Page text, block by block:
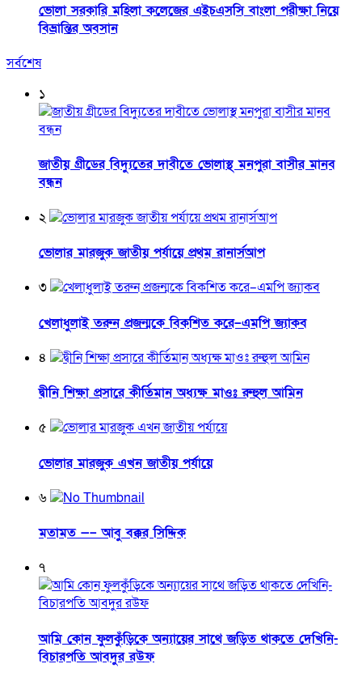
ভোলা সরকারি মহিলা কলেজের এইচএসসি বাংলা পরীক্ষা নিয়ে
বিভ্রান্তির অবসান
সর্বশেষ
১
জাতীয় গ্রীডের বিদ্যুতের দাবীতে ভোলাস্থ মনপুরা বাসীর মানব
বন্ধন
২
ভোলার মারজুক জাতীয় পর্যায়ে প্রথম রানার্সআপ
৩
খেলাধুলাই তরুন প্রজন্মকে বিকশিত করে–এমপি জ্যাকব
৪
দ্বীনি শিক্ষা প্রসারে কীর্তিমান অধ্যক্ষ মাওঃ রুহুল আমিন
৫
ভোলার মারজুক এখন জাতীয় পর্যায়ে
৬
মতামত —– আবু বক্কর সিদ্দিক
৭
আমি কোন ফুলকুঁড়িকে অন্যায়ের সাথে জড়িত থাকতে দেখিনি-
বিচারপতি আবদুর রউফ